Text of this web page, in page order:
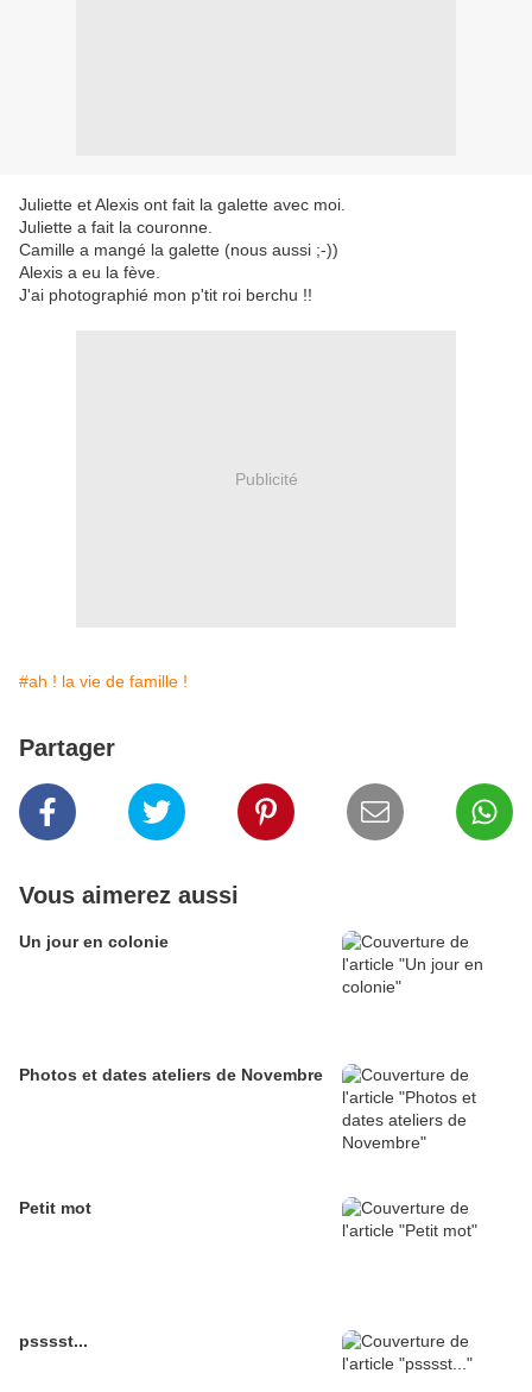
Juliette et Alexis ont fait la galette avec moi.
Juliette a fait la couronne.
Camille a mangé la galette (nous aussi ;-))
Alexis a eu la fève.
J'ai photographié mon p'tit roi berchu !!
Publicité
#ah ! la vie de famille !
Partager
Vous aimerez aussi
Un jour en colonie
Photos et dates ateliers de Novembre
Petit mot
psssst...